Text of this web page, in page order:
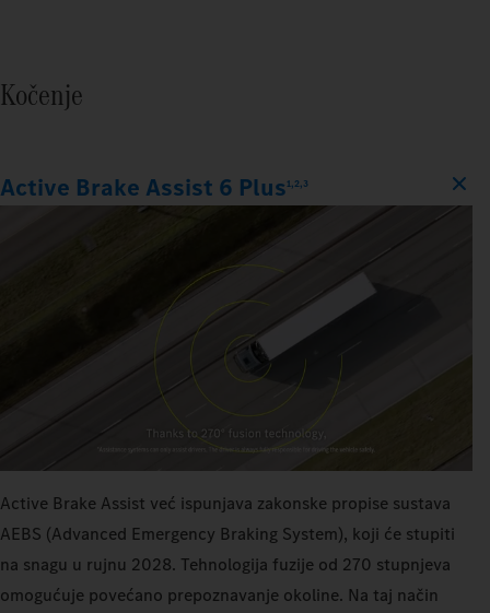
Kočenje
Active Brake Assist 6 Plus1,2,3
Active Brake Assist već ispunjava zakonske propise sustava
AEBS (Advanced Emergency Braking System), koji će stupiti
na snagu u rujnu 2028. Tehnologija fuzije od 270 stupnjeva
omogućuje povećano prepoznavanje okoline. Na taj način